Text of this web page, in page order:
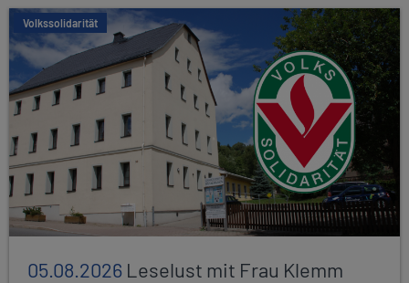
Volkssolidarität
05.08.2026 Leselust mit Frau Klemm